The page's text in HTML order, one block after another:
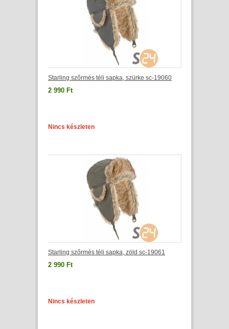
Starling szőrmés téli sapka, szürke sc-19060
2 990 Ft
Nincs készleten
Starling szőrmés téli sapka, zöld sc-19061
2 990 Ft
Nincs készleten